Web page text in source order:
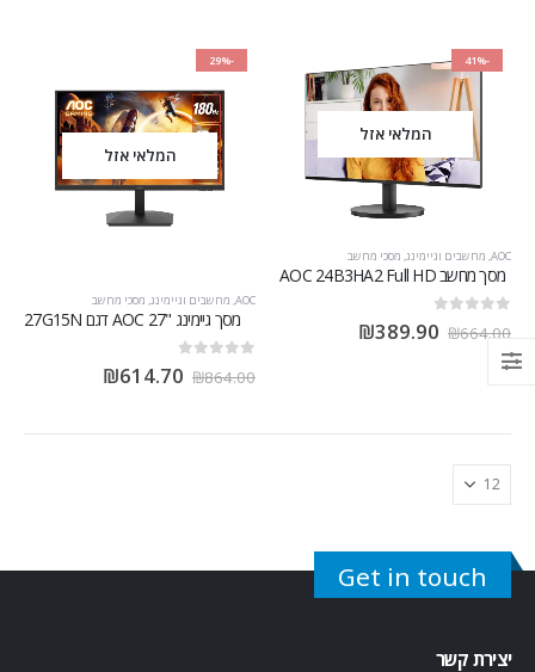
-41%
המלאי אזל
AOC
, מחשבים וגיימינג, מסכי מחשב
מסך מחשב AOC 24B3HA2 Full HD
₪664.00
₪389.90
-29%
המלאי אזל
AOC מחשבים וגיימינג מסכי מחשב
מסך גיימינג "27 AOC דגם 27G15N
₪864.00
₪614.70
Get in touch
יצירת קשר